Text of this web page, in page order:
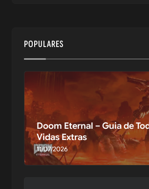
POPULARES
Doom Eternal – Guia de
Vidas Extras
11/07/2026